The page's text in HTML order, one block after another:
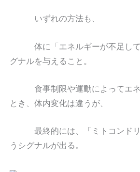
いずれの方法も、
体に「エネルギーが不足して
グナルを与えること。
食事制限や運動によってエネ
とき、体内変化は違うが、
最終的には、「ミトコンドリ
うシグナルが出る。